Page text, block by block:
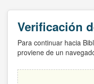
Verificación
Para continuar hacia
proviene de un